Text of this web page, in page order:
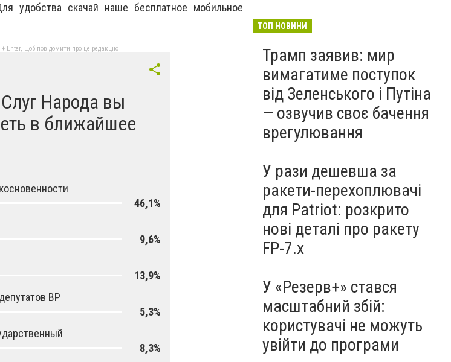
удобства скачай наше бесплатное мобильное
Enter, щоб повідомити про це редакцію
Народа вы
в ближайшее
46,1%
9,6%
13,9%
ВР
5,3%
8,3%
ТОП НОВИНИ
Трамп заявив: мир
вимагатиме поступок
від Зеленського і Путіна
— озвучив своє бачення
врегулювання
У рази дешевша за
ракети-перехоплювачі
для Patriot: розкрито
нові деталі про ракету
FP-7.x
У «Резерв+» стався
масштабний збій:
користувачі не можуть
увійти до програми